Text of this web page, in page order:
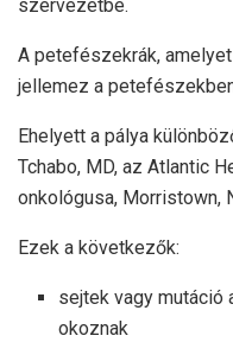
szervezetbe.
A petefészekrák,
jellemez a
Ehelyett a pálya
Tchabo, MD, az Atlantic
onkológusa, Morristown,
Ezek a következők:
sejtek vagy mutáció
okoznak